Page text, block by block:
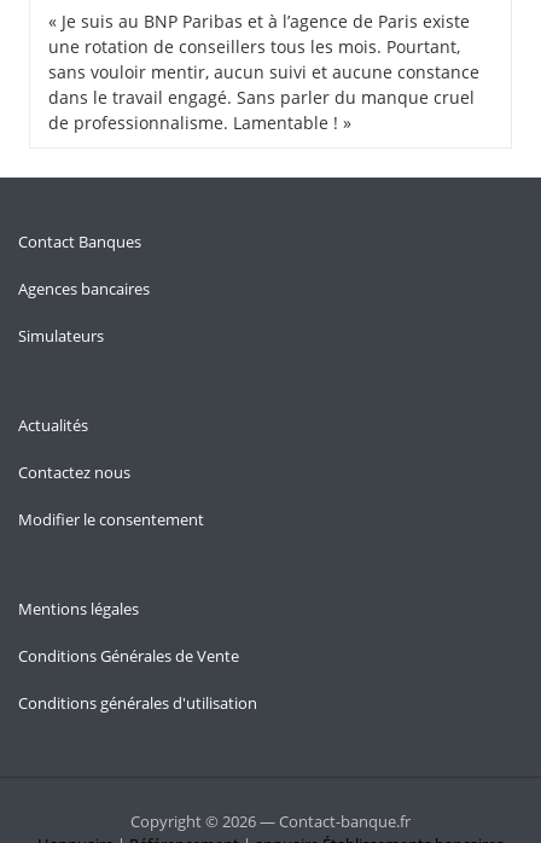
« Je suis au BNP Paribas et à l’agence de Paris existe
une rotation de conseillers tous les mois. Pourtant,
sans vouloir mentir, aucun suivi et aucune constance
dans le travail engagé. Sans parler du manque cruel
de professionnalisme. Lamentable ! »
Contact Banques
Agences bancaires
Simulateurs
Actualités
Contactez nous
Modifier le consentement
Mentions légales
Conditions Générales de Vente
Conditions générales d'utilisation
Copyright © 2026 — Contact-banque.fr